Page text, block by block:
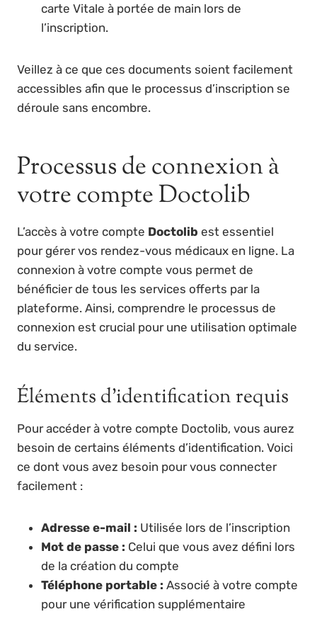
carte Vitale à portée de main lors de
l’inscription.
Veillez à ce que ces documents soient facilement
accessibles afin que le processus d’inscription se
déroule sans encombre.
Processus de connexion à
votre compte Doctolib
L’accès à votre compte Doctolib est essentiel
pour gérer vos rendez-vous médicaux en ligne. La
connexion à votre compte vous permet de
bénéficier de tous les services offerts par la
plateforme. Ainsi, comprendre le processus de
connexion est crucial pour une utilisation optimale
du service.
Éléments d’identification requis
Pour accéder à votre compte Doctolib, vous aurez
besoin de certains éléments d’identification. Voici
ce dont vous avez besoin pour vous connecter
facilement :
Adresse e-mail : Utilisée lors de l’inscription
Mot de passe : Celui que vous avez défini lors
de la création du compte
Téléphone portable : Associé à votre compte
pour une vérification supplémentaire